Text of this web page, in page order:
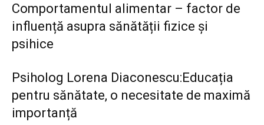
Comportamentul alimentar – factor de
influență asupra sănătății fizice și
psihice
Psiholog Lorena Diaconescu:Educația
pentru sănătate, o necesitate de maximă
importanță